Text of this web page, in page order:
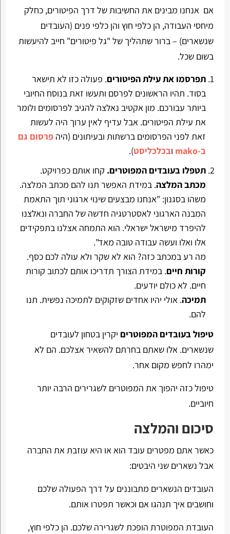
אם אנחנו מבינים את החשיבות של דרך הפיטורים, כחלק
מיחסי העבודה, הן כלפי חוץ והן כלפי פנים (העובדים
שנשארים) – ברור שתהליך של "גל פיטורים" חייב להיעשות
בשום שכל.
תפרסמו את עילת הפיטורים. פעולה כזו לא תישאר
בסוד. תהיו הראשונים לפרסם ותעשו זאת בנוסח החיובי
ביותר עבורכם. מון אקטיב נאלצה להגיב לפרסומים ולומר
את עילת הפיטורים. אבל עדיף לאין ערוך היה לעשות
זאת לפני הפרסומים ברשתות ובעיתונים (היה פרסום גם
ב-mako
ובכלכליסט).
תטפלו בעובדים המפוטרים. קחו אותם כפרויקט.
מכתב המלצה. במידת האפשר תנו להם מכתב המלצה.
משהו בסגנון: "אנחנו מבצעים שינוי ארגוני תוך התאמת
המבנה הארגוני לאסטרטגיה חדשה של החברה ונאלצנו
להיפרד מישראל ישראלי. הוא התמחה אצלנו בתפקידים
אלו ואלו ועשה עבודה טובה מאד".
מה רע במכתב כזה? הוא לא שקר ולא עולה לכם כסף.
קורות חיים. במידת הצורך תדריכו אותם לכתוב קורות
חיים. לא כולם יודעים.
תמיכה. אולי יהיו אחדים שזקוקים לתמיכה נפשית. תנו
להם.
טיפול בעובדים המפוטרים יקרין בטחון לעובדים
שנשארים. אלו שאתם בחרתם להשאיר אצלכם. הם לא
ימהרו לחפש מקום אחר.
טיפול כזה יהפוך את המפוטרים לשגרירים הרבה יותר
חיוביים.
סיכום והמלצה
כאשר אתם מפטרים עובד הוא או היא עוזבת את החברה
אבל נשארים שני היבטים:
העובדים הנשארים מתבוננים על דרך הפעולה שלכם
וחושבים איך תנהגו אם וכאשר תפטרו אותם.
העובדת המפוטרת הופכת לשגרירה שלכם. הן כלפי חוץ,